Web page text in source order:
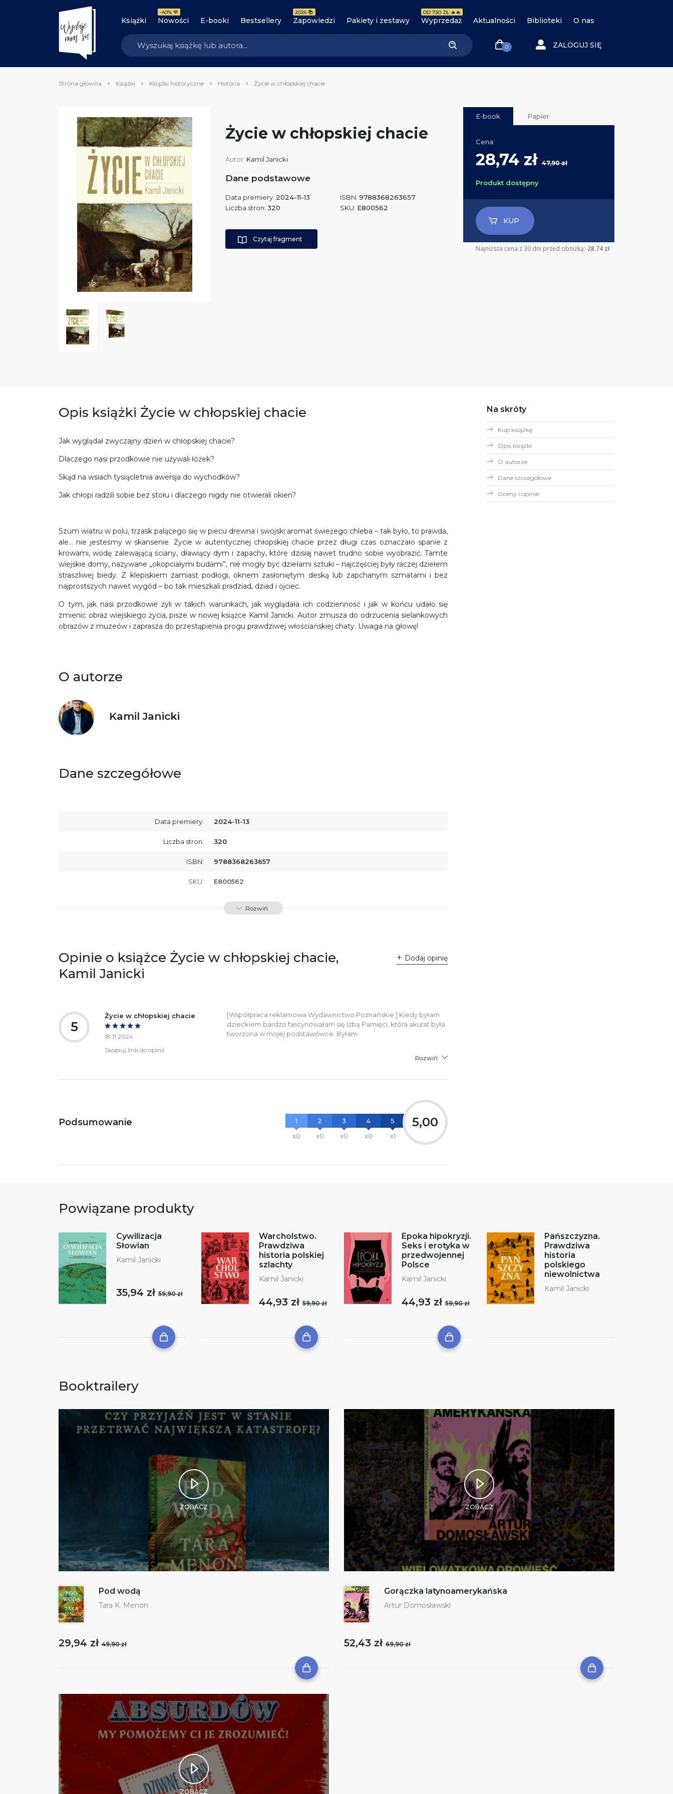
Książki Nowości
-40% 💙
E-booki Bestsellery Zapowiedzi
2026 📚
Pakiety i zestawy Wyprzedaż
OD 7.50 ZŁ 🔥🔥
Aktualności Biblioteki O nas
0 ZALOGUJ SIĘ
Strona główna Książki Książki historyczne Historia Życie w chłopskiej chacie
Życie w chłopskiej chacie
Autor: Kamil Janicki
Dane podstawowe
Data premiery: 2024-11-13
Liczba stron: 320
ISBN: 9788368263657
SKU: E800562
Czytaj fragment
E-book Papier
Cena:
28,74 zł47,90 zł
Produkt dostępny
KUP
Najniższa cena z 30 dni przed obniżką: 28.74 zł
Opis książki Życie w chłopskiej chacie
Jak wyglądał zwyczajny dzień w chłopskiej chacie?
Dlaczego nasi przodkowie nie używali łóżek?
Skąd na wsiach tysiącletnia awersja do wychodków?
Jak chłopi radzili sobie bez stołu i dlaczego nigdy nie otwierali okien?
Szum wiatru w polu, trzask palącego się w piecu drewna i swojski aromat świeżego chleba – tak było, to prawda,
ale… nie jesteśmy w skansenie. Życie w autentycznej chłopskiej chacie przez długi czas oznaczało spanie z
krowami, wodę zalewającą ściany, dławiący dym i zapachy, które dzisiaj nawet trudno sobie wyobrazić. Tamte
wiejskie domy, nazywane „okopciałymi budami”, nie mogły być dziełami sztuki – najczęściej były raczej dziełem
straszliwej biedy. Z klepiskiem zamiast podłogi, oknem zasłoniętym deską lub zapchanym szmatami i bez
najprostszych nawet wygód – bo tak mieszkali pradziad, dziad i ojciec.
O tym, jak nasi przodkowie żyli w takich warunkach, jak wyglądała ich codzienność i jak w końcu udało się
zmienić obraz wiejskiego życia, pisze w nowej książce Kamil Janicki. Autor zmusza do odrzucenia sielankowych
obrazów z muzeów i zaprasza do przestąpienia progu prawdziwej włościańskiej chaty. Uwaga na głowę!
O autorze
Kamil Janicki
Dane szczegółowe
Data premiery: 2024-11-13
Liczba stron: 320
ISBN: 9788368263657
SKU: E800562
zgodność produktu z przepisami:
Wydawnictwo Poznańskie Sp. z o.o.
ul. Fredry 8
61-701 Poznań
Ostrzeżenia oraz informacje dotyczące
Załącznik PDF
Rozwiń
Opinie o książce Życie w chłopskiej chacie,
Kamil Janicki
Dodaj opinię
5
Życie w chłopskiej chacie
18.11.2024
Skopiuj link do opinii
[Współpraca reklamowa Wydawnictwo Poznańskie ] Kiedy byłam
dzieckiem bardzo fascynowałam się Izbą Pamięci, która akurat była
tworzona w mojej podstawówce. Byłam
Rozwiń
Podsumowanie
1
x0
2
x0
3
x0
4
x0
5
x1
5,00
Na skróty
Kup książkę
Opis książki
O autorze
Dane szczegółowe
Oceny i opinie
Powiązane produkty
Cywilizacja
Słowian
Kamil Janicki
35,94 zł59,90 zł
Warcholstwo.
Prawdziwa
historia polskiej
szlachty
Kamil Janicki
44,93 zł59,90 zł
Epoka hipokryzji.
Seks i erotyka w
przedwojennej
Polsce
Kamil Janicki
44,93 zł59,90 zł
Pańszczyzna.
Prawdziwa
historia
polskiego
niewolnictwa
Kamil Janicki
Booktrailery
ZOBACZ
Pod wodą
Tara K. Menon
29,94 zł 49,90 zł
ZOBACZ
Gorączka latynoamerykańska
Artur Domosławski
52,43 zł 69,90 zł
ZOBACZ